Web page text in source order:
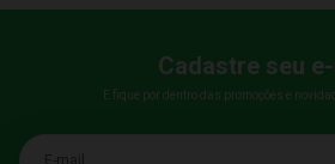
Cadastre seu
E fique por dentro das promoções e
E-mail